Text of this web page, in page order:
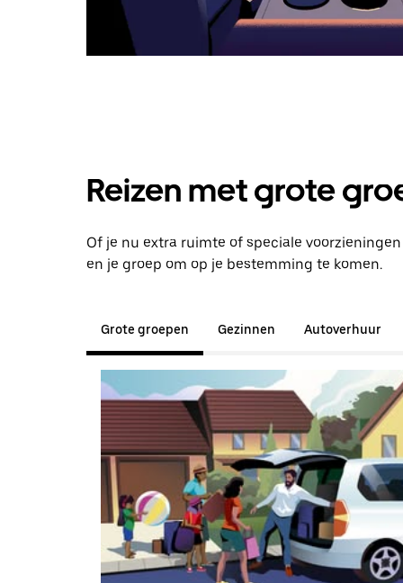
Reizen met grote
Of je nu extra ruimte of speciale
en je groep om op je bestemming te komen.
Grote groepen Gezinnen Autoverhuur